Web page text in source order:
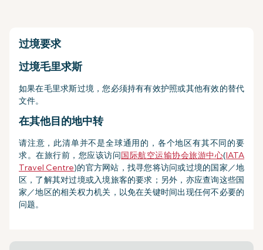
过境要求
过境毛里求斯
如果在毛里求斯过境，您必须持有有效护照或其他有效的替代
文件。
在其他目的地中转
请注意，此清单并不是全球通用的，各个地区有其不同的要
求。在旅行前，您应该访问国际航空运输协会旅游中心(IATA
Travel Centre)的官方网站，找寻您将访问或过境的国家／地
区，了解其对过境或入境旅客的要求；另外，亦应查询这些国
家／地区的相关权力机关，以免在关键时间出现任何不必要的
问题。